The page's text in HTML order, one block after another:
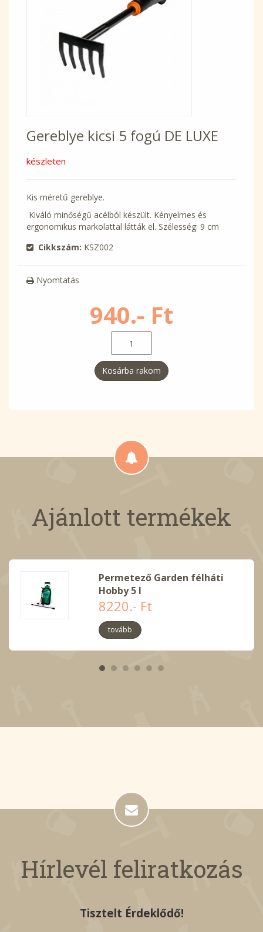
Gereblye kicsi 5 fogú DE LUXE
készleten
Kis méretű gereblye.
Kiváló minőségű acélból készült. Kényelmes és
ergonomikus markolattal látták el. Szélesség: 9 cm
Cikkszám: KSZ002
Nyomtatás
940.- Ft
Kosárba rakom
Ajánlott termékek
Permetező Garden félháti
Hobby 5 l
8220.- Ft
tovább
Hírlevél feliratkozás
Tisztelt Érdeklődő!